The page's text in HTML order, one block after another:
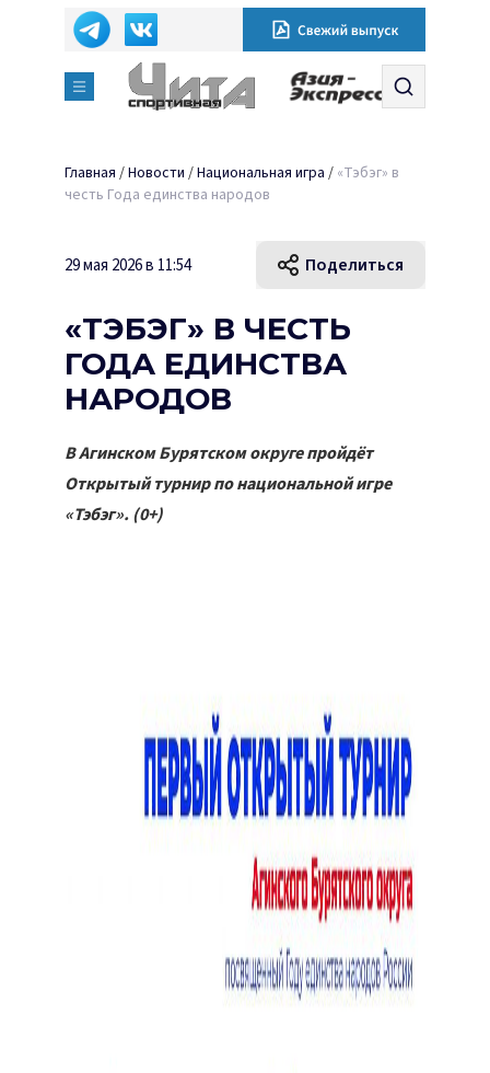
Главная /Новости /Национальная игра / «Тэбэг» в
честь Года единства народов
29 мая 2026 в 11:54 Поделиться
«ТЭБЭГ» В ЧЕСТЬ
ГОДА ЕДИНСТВА
НАРОДОВ
В Агинском Бурятском округе пройдёт
Открытый турнир по национальной игре
«Тэбэг». (0+)